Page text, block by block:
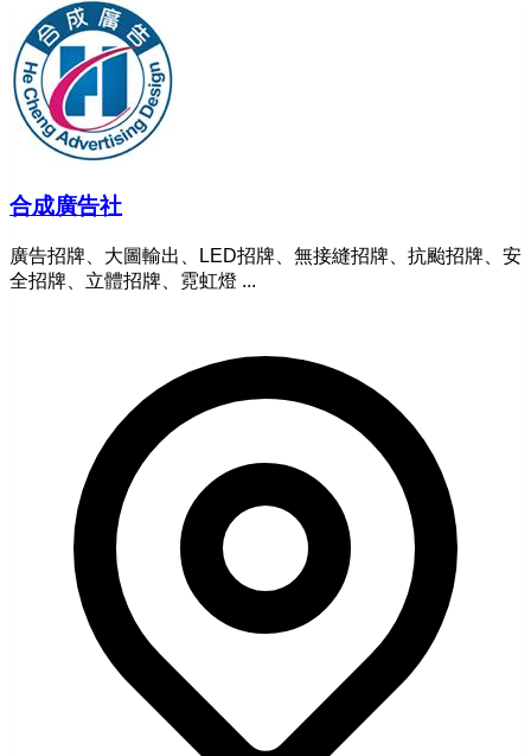
合成廣告社
廣告招牌、大圖輸出、LED招牌、無接縫招牌、抗颱招牌、安
全招牌、立體招牌、霓虹燈 ...